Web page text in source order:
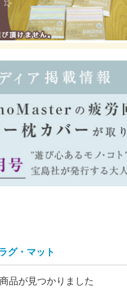
グ・マット
品が見つかりました